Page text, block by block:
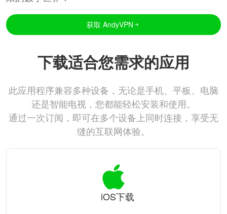
获取 AndyVPN
下载适合您需求的应用
此应用程序兼容多种设备，无论是手机、平板、电脑
还是智能电视，您都能轻松安装和使用。
通过一次订阅，即可在多个设备上同时连接，享受无
缝的互联网体验。
iOS下载